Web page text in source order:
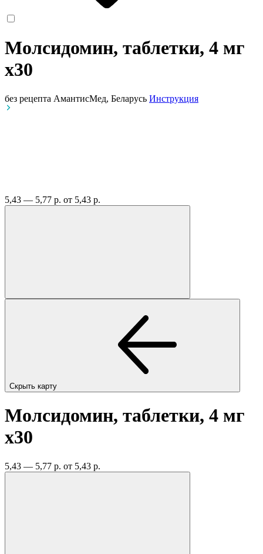
Молсидомин, таблетки, 4 мг
x30
без рецепта АмантисМед, Беларусь Инструкция
5,43 — 5,77 р. от 5,43 р.
Скрыть карту
Молсидомин, таблетки, 4 мг
x30
5,43 — 5,77 р. от 5,43 р.